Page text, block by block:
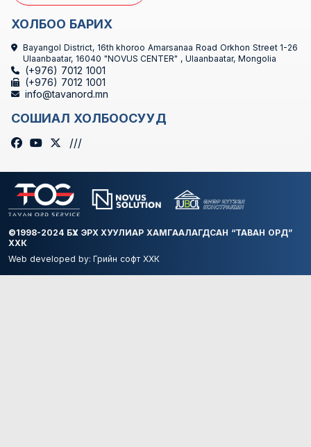
ХОЛБОО БАРИХ
Bayangol District, 16th khoroo Amarsanaa Road Orkhon Street 1-26
Ulaanbaatar, 16040 "NOVUS CENTER" , Ulaanbaatar, Mongolia
(+976) 7012 1001
(+976) 7012 1001
info@tavanord.mn
СОШИАЛ ХОЛБООСУУД
///
©1998-2024 БҮХ ЭРХ ХУУЛИАР ХАМГААЛАГДСАН “ТАВАН ОРД”
ХХК
Web developed by:Грийн софт ХХК